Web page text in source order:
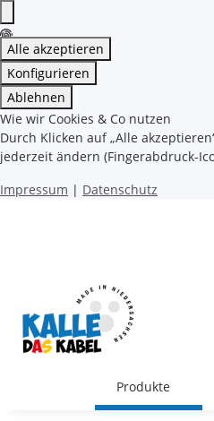
Alle akzeptieren
Konfigurieren
Ablehnen
Wie wir Cookies & Co nutzen
Durch Klicken auf „Alle
jederzeit ändern (Fingerabdruck-
Impressum | Datenschutz
Produkte